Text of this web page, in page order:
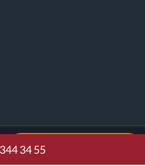
DE VENTE
34 55